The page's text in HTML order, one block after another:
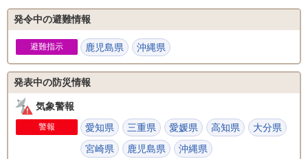
発令中の避難情報
避難指示 鹿児島県 沖縄県
発表中の防災情報
気象警報
警報 愛知県 三重県 愛媛県 高知県
大分県
宮崎県
鹿児島県 沖縄県